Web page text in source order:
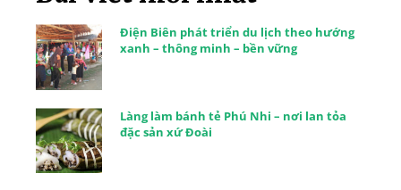
Điện Biên phát triển du lịch theo hướng
xanh – thông minh – bền vững
Làng làm bánh tẻ Phú Nhi – nơi lan tỏa
đặc sản xứ Đoài